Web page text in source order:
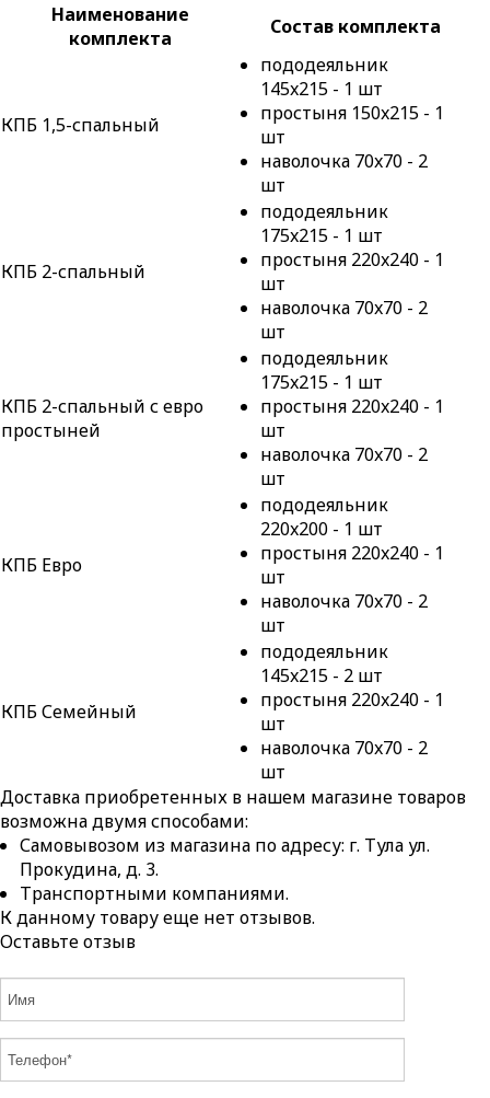
Наименование
комплекта
Состав комплекта
КПБ 1,5-спальный
пододеяльник
145x215 - 1 шт
простыня 150x215 - 1
шт
наволочка 70x70 - 2
шт
КПБ 2-спальный
пододеяльник
175x215 - 1 шт
простыня 220x240 - 1
шт
наволочка 70x70 - 2
шт
КПБ 2-спальный с евро
простыней
пододеяльник
175x215 - 1 шт
простыня 220x240 - 1
шт
наволочка 70x70 - 2
шт
КПБ Евро
пододеяльник
220x200 - 1 шт
простыня 220x240 - 1
шт
наволочка 70x70 - 2
шт
КПБ Семейный
пододеяльник
145x215 - 2 шт
простыня 220x240 - 1
шт
наволочка 70x70 - 2
шт
Доставка приобретенных в нашем магазине товаров
возможна двумя способами:
Самовывозом из магазина по адресу: г. Тула ул.
Прокудина, д. 3.
Транспортными компаниями.
К данному товару еще нет отзывов.
Оставьте отзыв